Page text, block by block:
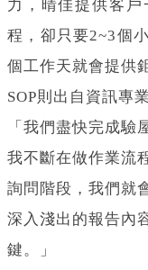
力，晴佳提供客
程，卻只要2~3個
個工作天就會提供
SOP則出自資訊專
「我們盡快完成驗
我不斷在做作業流
詢問階段，我們就
深入淺出的報告內
鍵。」